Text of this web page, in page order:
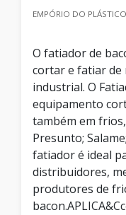
EMPÓRIO DO
O fatiador de
cortar e fatiar de
industrial. O
equipamento
também em
Presunto;
fatiador é ideal
distribuidores,
produtores de